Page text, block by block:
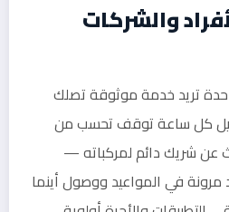
والشركات
تريد خدمة موثوقة تصلك
كل ساعة توقف تحسب من
عن شريك دائم لمركباته —
في المواعيد ووصول أينما